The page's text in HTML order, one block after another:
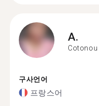
A.
Cotonou
구사언어
프랑스어